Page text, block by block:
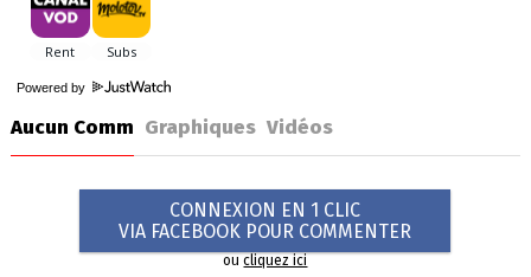
Powered by
Aucun Comm Graphiques Vidéos
CONNEXION EN 1 CLIC
VIA FACEBOOK POUR COMMENTER
oucliquez ici